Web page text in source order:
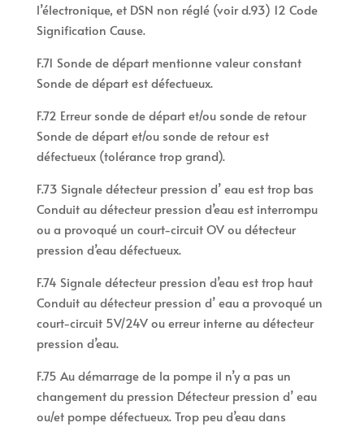
l’électronique, et DSN non réglé (voir d.93) 12 Code
Signification Cause.
F.71 Sonde de départ mentionne valeur constant
Sonde de départ est défectueux.
F.72 Erreur sonde de départ et/ou sonde de retour
Sonde de départ et/ou sonde de retour est
défectueux (tolérance trop grand).
F.73 Signale détecteur pression d’ eau est trop bas
Conduit au détecteur pression d’eau est interrompu
ou a provoqué un court-circuit OV ou détecteur
pression d’eau défectueux.
F.74 Signale détecteur pression d’eau est trop haut
Conduit au détecteur pression d’ eau a provoqué un
court-circuit 5V/24V ou erreur interne au détecteur
pression d’eau.
F.75 Au démarrage de la pompe il n’y a pas un
changement du pression Détecteur pression d’ eau
ou/et pompe défectueux. Trop peu d’eau dans